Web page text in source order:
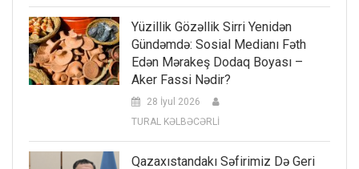
Yüzillik Gözəllik Sirri Yenidən
Gündəmdə: Sosial Medianı Fəth
Edən Mərakeş Dodaq Boyası –
Aker Fassi Nədir?
28 İyul 2026
TURAL KƏLBƏCƏRLİ
Qazaxıstandakı Səfirimiz Də Geri